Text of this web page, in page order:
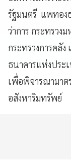
รัฐมนตรี แพทอง
ว่าการ กระทรวง
กระทรวงการคลั
ธนาคารแห่งประ
เพื่อพิจารณามาต
อสังหาริมทรัพย์